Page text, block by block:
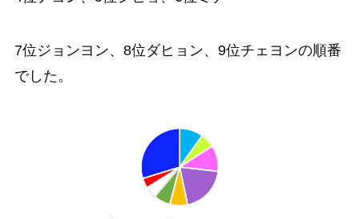
7位ジョンヨン、8位ダヒョン、9位チェヨンの順番
でした。